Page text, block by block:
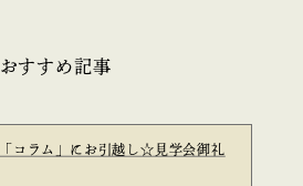
おすすめ記事
「コラム」にお引越し☆見学会御礼